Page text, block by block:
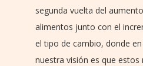
segunda vuelta del
alimentos junto con el
el tipo de cambio, donde
nuestra visión es que estos